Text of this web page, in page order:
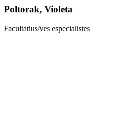
Poltorak, Violeta
Facultatius/ves especialistes